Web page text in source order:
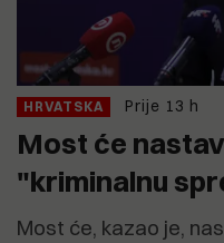
HRVATSKA Prije 13 h
Most će
"kriminalnu
Most će, kazao je,